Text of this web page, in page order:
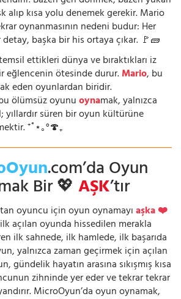
alıp kısa yolu denemek gerekir. Mario
oynanmasının nedeni budur: Her
başka bir his ortaya çıkar. 🚩🧱
ettikleri dünya ve bıraktıkları iz
eğlencenin ötesinde durur.Mario, bu
eden oyunlardan biridir.
ölümsüz oyunuoynamak, yalnızca
süren bir oyun kültürüne
⁺˚⋆｡°🍄₊
.com’da Oyun
Bir 💖AŞK’tır
oyuncu için oyun oynamayıaşka ❤️
açılan oyunda hissedilen merakla
ilk sahnede, ilk hamlede, ilk başarıda
yalnızca zaman geçirmek için açılan
gündelik hayatın arasına sıkışmış kısa
zihninde yer eder ve tekrar tekrar
MicroOyun’da oyun oynamak,